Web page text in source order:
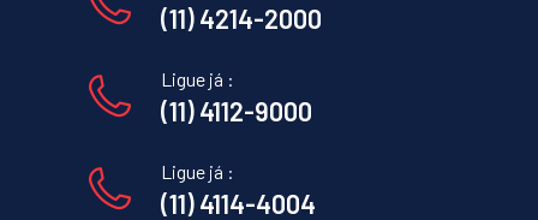
(11) 4214-2000
Ligue já :
(11) 4112-9000
Ligue já :
(11) 4114-4004